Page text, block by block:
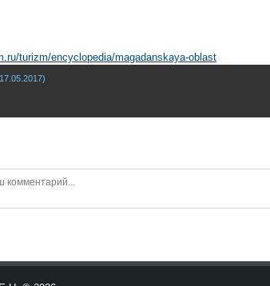
turizm/encyclopedia/magadanskaya-oblast